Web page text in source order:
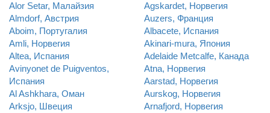
Alor Setar, Малайзия
Agskardet, Норвегия
Almdorf, Австрия
Auzers, Франция
Aboim, Португалия
Albacete, Испания
Amli, Норвегия
Akinari-mura, Япония
Altea, Испания
Adelaide Metcalfe, Канада
Avinyonet de Puigventos,
Испания
Atna, Норвегия
Aarstad, Норвегия
Al Ashkhara, Оман
Aurskog, Норвегия
Arksjo, Швеция
Arnafjord, Норвегия